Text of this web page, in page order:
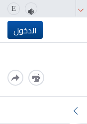
E
الدخول